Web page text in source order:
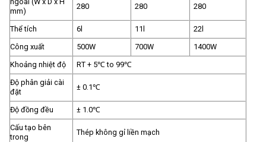
mm)
280
280
280
Thể tích 6l 11l
22l
Công xuất
500W 700W
1400W
Khoảng nhiệt độ
RT + 5℃ to 99℃
Độ phân giải cài
đặt
± 0.1℃
Độ đồng đều
± 1.0℃
Cấu tạo bên
trong
Thép không gỉ liền mạch